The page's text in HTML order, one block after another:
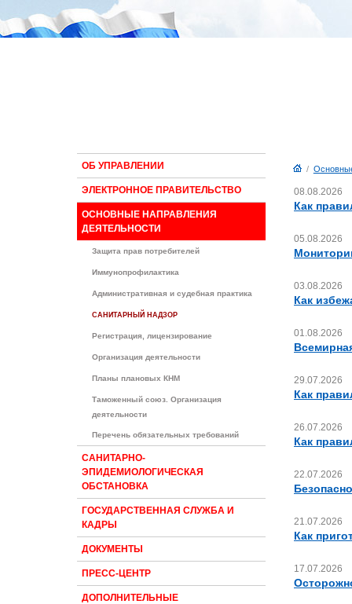
ОБ УПРАВЛЕНИИ
ЭЛЕКТРОННОЕ ПРАВИТЕЛЬСТВО
ОСНОВНЫЕ НАПРАВЛЕНИЯ
ДЕЯТЕЛЬНОСТИ
Защита прав потребителей
Иммунопрофилактика
Административная и судебная практика
САНИТАРНЫЙ НАДЗОР
Регистрация, лицензирование
Организация деятельности
Планы плановых КНМ
Таможенный союз. Организация
деятельности
Перечень обязательных требований
САНИТАРНО-
ЭПИДЕМИОЛОГИЧЕСКАЯ
ОБСТАНОВКА
ГОСУДАРСТВЕННАЯ СЛУЖБА И
КАДРЫ
ДОКУМЕНТЫ
ПРЕСС-ЦЕНТР
ДОПОЛНИТЕЛЬНЫЕ
/
08.08.2026
Как
05.08.2026
03.08.2026
Как
01.08.2026
29.07.2026
Как
26.07.2026
Как
22.07.2026
21.07.2026
Как
17.07.2026